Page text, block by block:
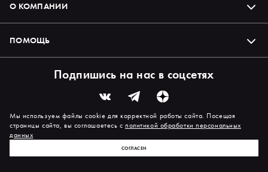
О КОМПАНИИ
ПОМОЩЬ
Подпишись на нас в соцсетях
Мы используем файлы cookie для корректной работы сайта. Посещая
страницы сайта, вы соглашаетесь сполитикой обработки персональных
данных
СОГЛАСЕН